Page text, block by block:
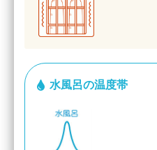
水風呂の温度帯